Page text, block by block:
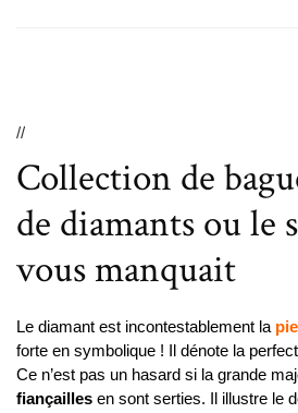
//
Collection de
de diamants ou le
vous manquait
Le diamant est incontestablement la
forte en symbolique ! Il dénote la
Ce n’est pas un hasard si la grande
fiançailles en sont serties. Il illustre le